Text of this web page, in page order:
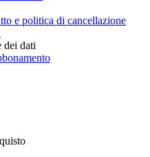
e politica di cancellazione
dei dati